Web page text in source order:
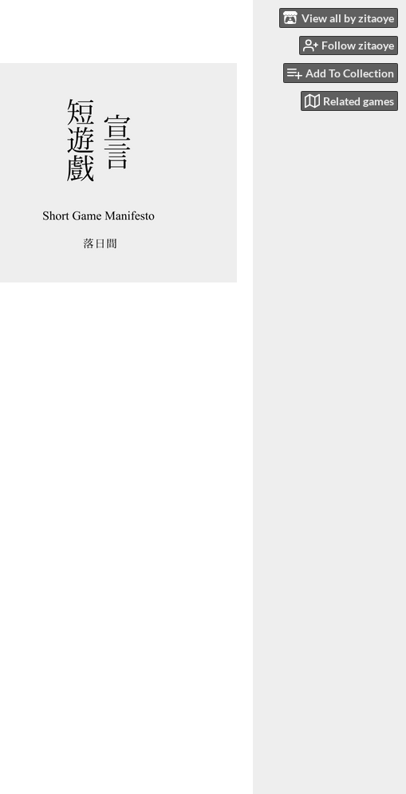
View all by zitaoye
Follow zitaoye
Add To Collection
Related games